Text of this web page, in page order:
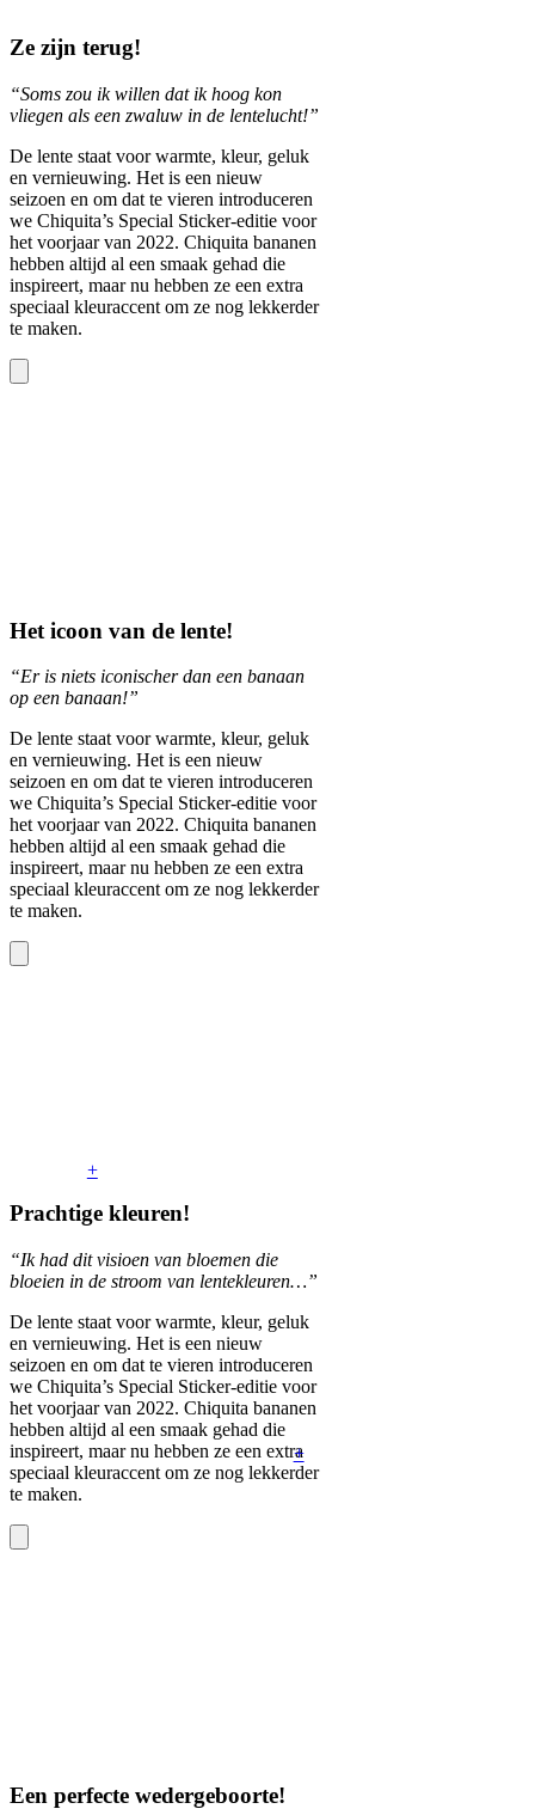
Ze zijn terug!
“Soms zou ik willen dat ik hoog kon
vliegen als een zwaluw in de lentelucht!”
De lente staat voor warmte, kleur, geluk
en vernieuwing. Het is een nieuw
seizoen en om dat te vieren introduceren
we Chiquita’s Special Sticker-editie voor
het voorjaar van 2022. Chiquita bananen
hebben altijd al een smaak gehad die
inspireert, maar nu hebben ze een extra
speciaal kleuraccent om ze nog lekkerder
te maken.
Het icoon van de lente!
“Er is niets iconischer dan een banaan
op een banaan!”
De lente staat voor warmte, kleur, geluk
en vernieuwing. Het is een nieuw
seizoen en om dat te vieren introduceren
we Chiquita’s Special Sticker-editie voor
het voorjaar van 2022. Chiquita bananen
hebben altijd al een smaak gehad die
inspireert, maar nu hebben ze een extra
speciaal kleuraccent om ze nog lekkerder
te maken.
+
Prachtige kleuren!
“Ik had dit visioen van bloemen die
bloeien in de stroom van lentekleuren…”
De lente staat voor warmte, kleur, geluk
en vernieuwing. Het is een nieuw
seizoen en om dat te vieren introduceren
we Chiquita’s Special Sticker-editie voor
het voorjaar van 2022. Chiquita bananen
hebben altijd al een smaak gehad die
inspireert, maar nu hebben ze een extra
speciaal kleuraccent om ze nog lekkerder
te maken.
+
Een perfecte wedergeboorte!